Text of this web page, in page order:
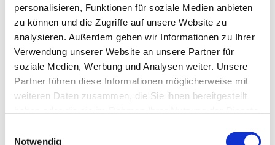
personalisieren, Funktionen für soziale Medien anbieten
zu können und die Zugriffe auf unsere Website zu
analysieren. Außerdem geben wir Informationen zu Ihrer
Verwendung unserer Website an unsere Partner für
soziale Medien, Werbung und Analysen weiter. Unsere
Partner führen diese Informationen möglicherweise mit
weiteren Daten zusammen, die Sie ihnen bereitgestellt
Notwendig